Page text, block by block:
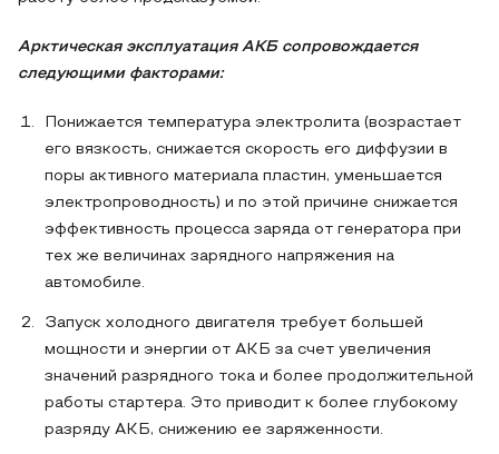
Арктическая эксплуатация АКБ сопровождается
следующими факторами:
Понижается температура электролита (возрастает
его вязкость, снижается скорость его диффузии в
поры активного материала пластин, уменьшается
электропроводность) и по этой причине снижается
эффективность процесса заряда от генератора при
тех же величинах зарядного напряжения на
автомобиле.
Запуск холодного двигателя требует большей
мощности и энергии от АКБ за счет увеличения
значений разрядного тока и более продолжительной
работы стартера. Это приводит к более глубокому
разряду АКБ, снижению ее заряженности.